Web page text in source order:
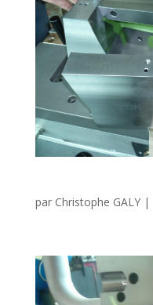
par Christophe GALY|